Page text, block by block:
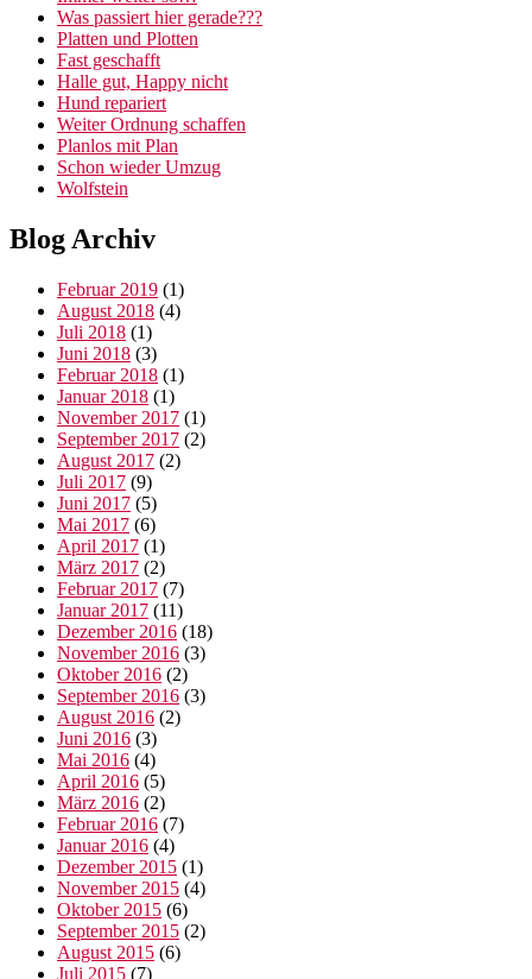
Was passiert hier gerade???
Platten und Plotten
Fast geschafft
Halle gut, Happy nicht
Hund repariert
Weiter Ordnung schaffen
Planlos mit Plan
Schon wieder Umzug
Wolfstein
Blog Archiv
Februar 2019 (1)
August 2018 (4)
Juli 2018 (1)
Juni 2018 (3)
Februar 2018 (1)
Januar 2018 (1)
November 2017 (1)
September 2017 (2)
August 2017 (2)
Juli 2017 (9)
Juni 2017 (5)
Mai 2017 (6)
April 2017 (1)
März 2017 (2)
Februar 2017 (7)
Januar 2017 (11)
Dezember 2016 (18)
November 2016 (3)
Oktober 2016 (2)
September 2016 (3)
August 2016 (2)
Juni 2016 (3)
Mai 2016 (4)
April 2016 (5)
März 2016 (2)
Februar 2016 (7)
Januar 2016 (4)
Dezember 2015 (1)
November 2015 (4)
Oktober 2015 (6)
September 2015 (2)
August 2015 (6)
Juli 2015 (7)